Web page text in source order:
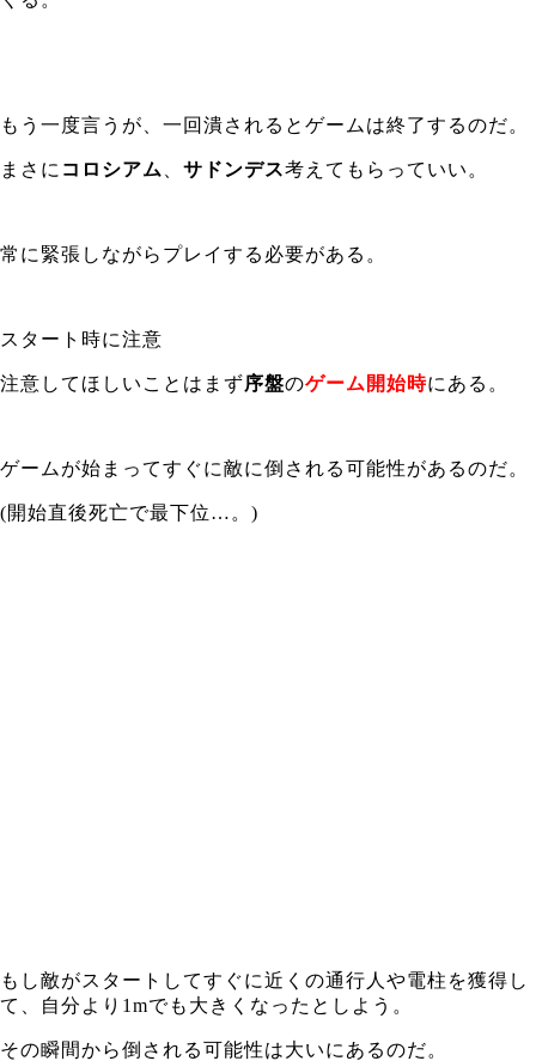
もう一度言うが、一回潰されるとゲームは終了するのだ。
まさに コロシアム サドンデス考えてもらっていい。
常に緊張しながらプレイする必要がある。
スタート時に注意
注意してほしいことはまず序盤のゲーム開始時にある。
ゲームが始まってすぐに敵に倒される可能性があるのだ。
(開始直後死亡で最下位…。)
もし敵がスタートしてすぐに近くの通行人や電柱を獲得し
て、自分より1mでも大きくなったとしよう。
その瞬間から倒される可能性は大いにあるのだ。